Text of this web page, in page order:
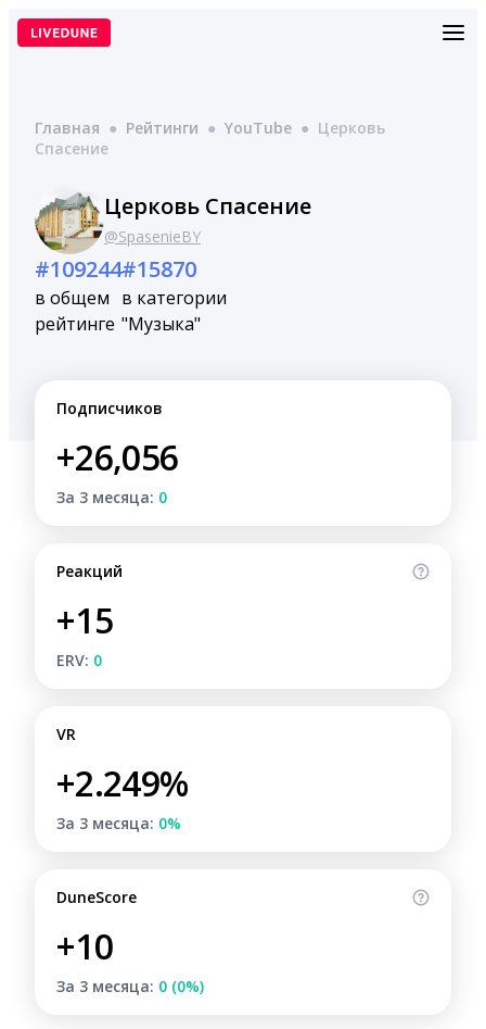
Перейти
Главная ● Рейтинги ● YouTube ● Церковь
Спасение
Церковь Спасение
@SpasenieBY
#109244
в общем
рейтинге
#15870
в категории
"Музыка"
Подписчиков
+26,056
За 3 месяца: 0
Реакций
+15
ERV: 0
VR
+2.249%
За 3 месяца: 0%
DuneScore
+10
За 3 месяца: 0 (0%)